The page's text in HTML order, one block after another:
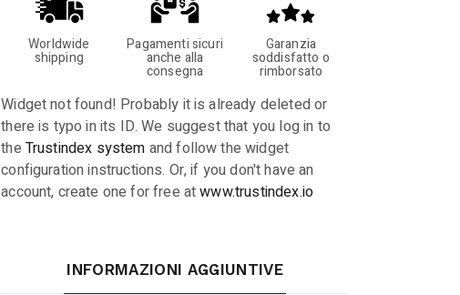
Worldwide
shipping
Pagamenti sicuri
anche alla
consegna
Garanzia
soddisfatto o
rimborsato
Widget not found! Probably it is already deleted or
there is typo in its ID. We suggest that you log in to
the Trustindex system and follow the widget
configuration instructions. Or, if you don't have an
account, create one for free atwww.trustindex.io
INFORMAZIONI AGGIUNTIVE